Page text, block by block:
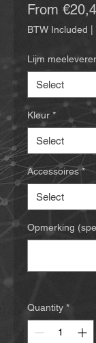
From
BTW Included
Lijm
Kleur *
Accessoires *
Opmerking
Quantity *